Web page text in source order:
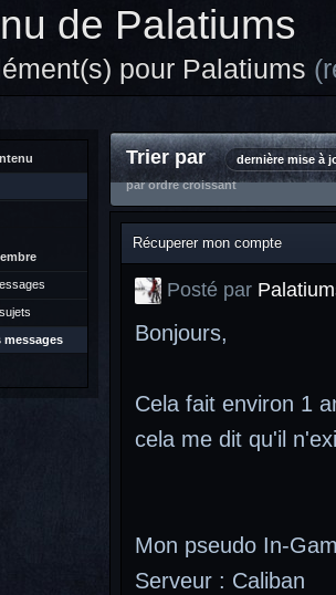
de Palatiums
pour Palatiums
messages
Trier par
dernière mise à
par ordre croissant
Récuperer mon compte
Posté par
Bonjours,
Cela fait environ 1
cela me dit qu'il
Mon pseudo In-
Serveur : Caliban